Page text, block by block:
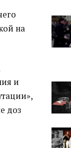
на
и
доз